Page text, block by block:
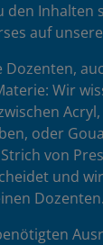
Inhalten
auf
Wir
oder
von
und
Dozenten.